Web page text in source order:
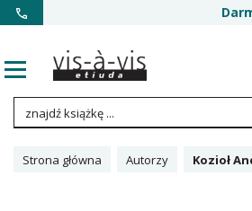
Strona główna Autorzy Kozioł